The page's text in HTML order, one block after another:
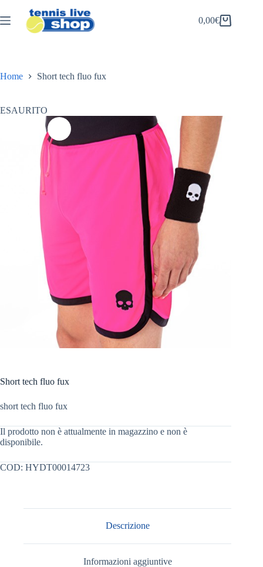
al
contenuto
Carrello
0,00€
Home Short tech fluo fux
ESAURITO
Short tech fluo fux
short tech fluo fux
Il prodotto non è attualmente in magazzino e non è
disponibile.
COD: HYDT00014723
Descrizione
Informazioni aggiuntive